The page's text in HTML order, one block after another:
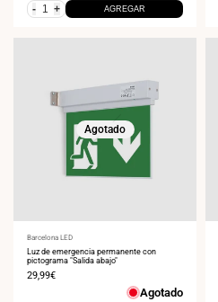
- + AGREGAR
Agotado
Proveedor:
Barcelona LED
Luz de emergencia permanente con
pictograma "Salida abajo"
Precio
29,99€
Agotado